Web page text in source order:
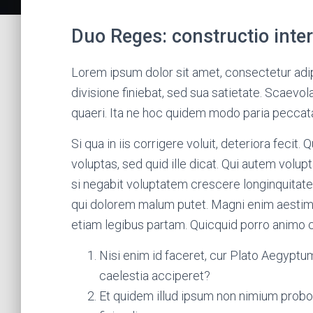
Duo Reges: constructio
Lorem ipsum dolor sit amet, consectetur
divisione finiebat, sed sua satietate.
quaeri. Ita ne hoc quidem modo paria
Si qua in iis corrigere voluit, deteriora fecit.
voluptas, sed quid ille dicat. Qui autem
si negabit voluptatem crescere
qui dolorem malum putet. Magni enim
etiam legibus partam. Quicquid porro animo
Nisi enim id faceret, cur Plato
caelestia acciperet?
Et quidem illud ipsum non nimium